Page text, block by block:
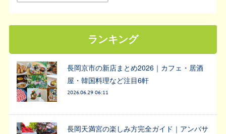
ランキング
長岡京市の新店まとめ2026｜カフェ・居酒
屋・韓国料理など注目6軒
2026.06.29 06:11
長岡天満宮の楽しみ方完全ガイド｜アンバサ